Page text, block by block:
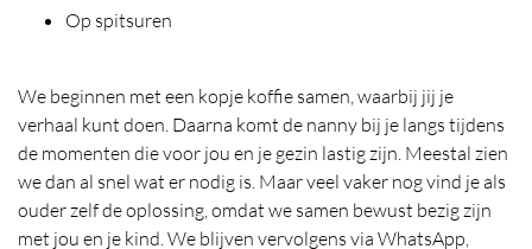
Op spitsuren
We beginnen met een kopje koffie samen, waarbij jij je
verhaal kunt doen. Daarna komt de nanny bij je langs tijdens
de momenten die voor jou en je gezin lastig zijn. Meestal zien
we dan al snel wat er nodig is. Maar veel vaker nog vind je als
ouder zelf de oplossing, omdat we samen bewust bezig zijn
met jou en je kind. We blijven vervolgens via WhatsApp,